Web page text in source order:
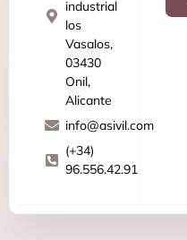
industrial
los
Vasalos,
03430
Onil,
Alicante
info@asivil.com
(+34)
96.556.42.91